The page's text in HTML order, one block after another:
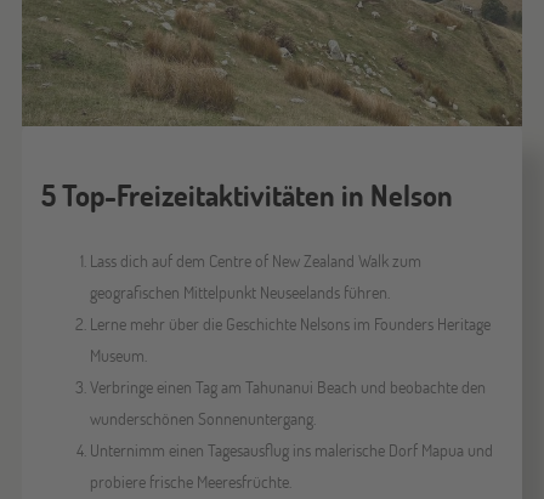
5 Top-Freizeitaktivitäten in Nelson
Lass dich auf dem Centre of New Zealand Walk zum
geografischen Mittelpunkt Neuseelands führen.
Lerne mehr über die Geschichte Nelsons im Founders Heritage
Museum.
Verbringe einen Tag am Tahunanui Beach und beobachte den
wunderschönen Sonnenuntergang.
Unternimm einen Tagesausflug ins malerische Dorf Mapua und
probiere frische Meeresfrüchte.